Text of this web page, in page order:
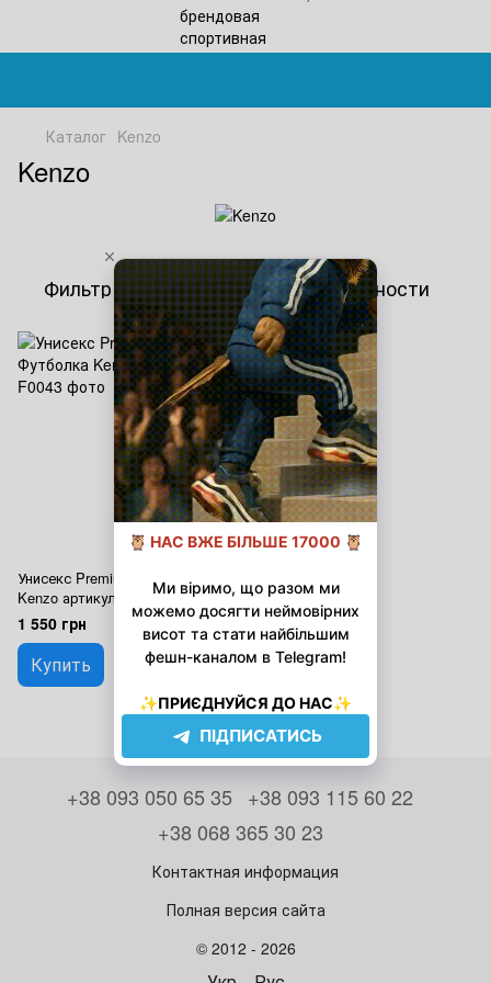
Каталог Kenzo
Kenzo
Фильтр По популярности
Унисекс Premium Футболка
Kenzo артикул F0043
1 550 грн
Купить
+38 093 050 65 35 +38 093 115 60 22
+38 068 365 30 23
Контактная информация
Полная версия сайта
© 2012 - 2026